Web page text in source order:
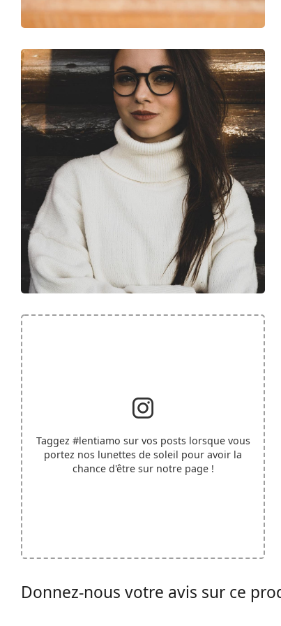
Marque:
Gucci
Taggez #lentiamo sur vos posts lorsque vous
portez nos lunettes de soleil pour avoir la
chance d'être sur notre page !
Donnez-nous votre avis sur ce